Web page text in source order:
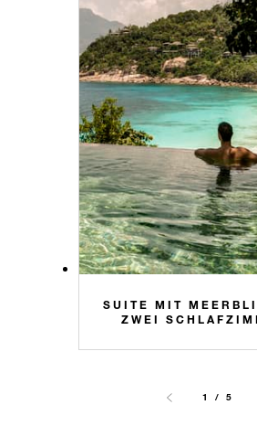
SUITE MIT
ZWEI
1 / 5